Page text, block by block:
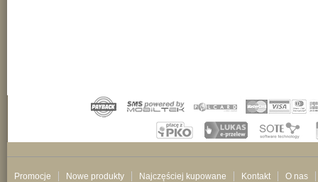
Promocje Nowe produkty Najczęściej kupowane Kontakt O nas